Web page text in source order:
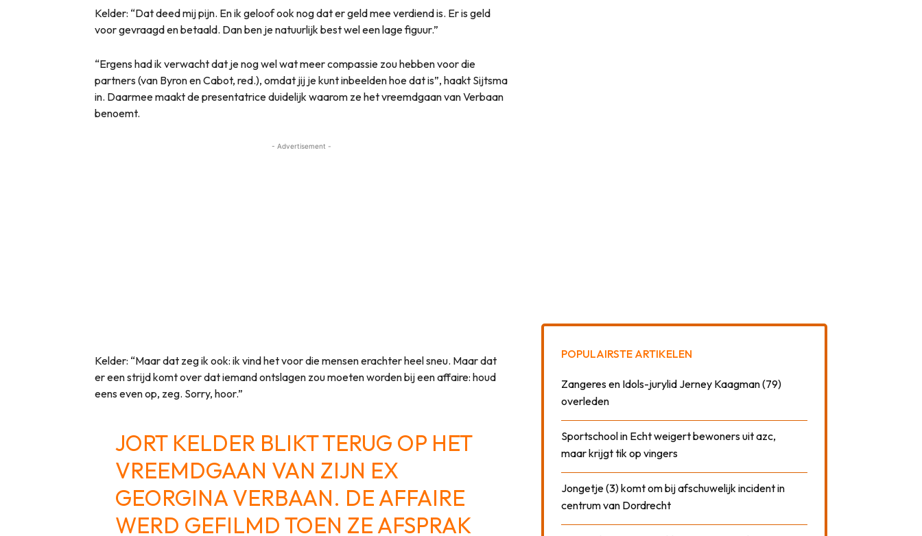
Kelder: “Dat deed mij pijn. En ik geloof ook nog dat er geld mee verdiend is. Er is geld
voor gevraagd en betaald. Dan ben je natuurlijk best wel een lage figuur.”
“Ergens had ik verwacht dat je nog wel wat meer compassie zou hebben voor die
partners (van Byron en Cabot, red.), omdat jij je kunt inbeelden hoe dat is”, haakt Sijtsma
in. Daarmee maakt de presentatrice duidelijk waarom ze het vreemdgaan van Verbaan
benoemt.
- Advertisement -
Kelder: “Maar dat zeg ik ook: ik vind het voor die mensen erachter heel sneu. Maar dat
er een strijd komt over dat iemand ontslagen zou moeten worden bij een affaire: houd
eens even op, zeg. Sorry, hoor.”
JORT KELDER BLIKT TERUG OP HET
VREEMDGAAN VAN ZIJN EX
GEORGINA VERBAAN. DE AFFAIRE
WERD GEFILMD TOEN ZE AFSPRAK
POPULAIRSTE ARTIKELEN
Zangeres en Idols-jurylid Jerney Kaagman (79)
overleden
Sportschool in Echt weigert bewoners uit azc,
maar krijgt tik op vingers
Jongetje (3) komt om bij afschuwelijk incident in
centrum van Dordrecht